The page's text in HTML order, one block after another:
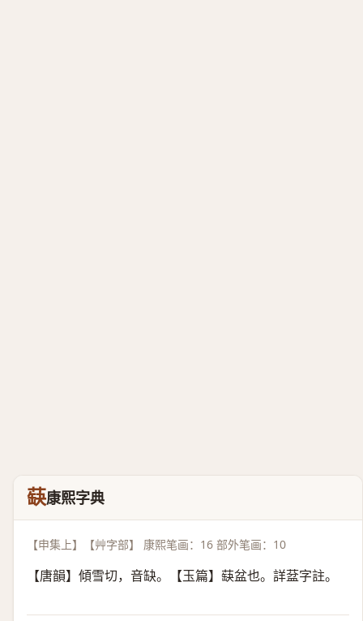
蒛康熙字典
【申集上】【艸字部】 康熙笔画：16 部外笔画：10
【唐韻】傾雪切，音缺。【玉篇】蒛盆也。詳葐字註。